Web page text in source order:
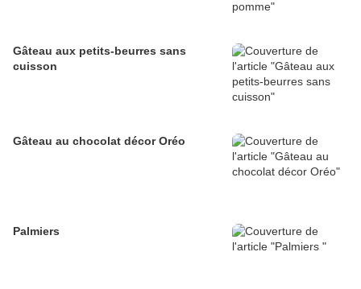
Gâteau aux petits-beurres sans
cuisson
Gâteau au chocolat décor Oréo
Palmiers